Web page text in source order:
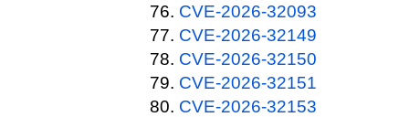
CVE-2026-32093
CVE-2026-32149
CVE-2026-32150
CVE-2026-32151
CVE-2026-32153